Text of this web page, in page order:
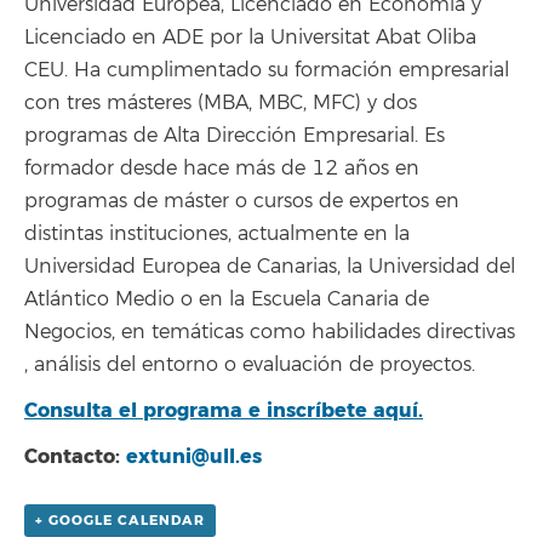
Universidad Europea, Licenciado en Economía y
Licenciado en ADE por la Universitat Abat Oliba
CEU. Ha cumplimentado su formación empresarial
con tres másteres (MBA, MBC, MFC) y dos
programas de Alta Dirección Empresarial. Es
formador desde hace más de 12 años en
programas de máster o cursos de expertos en
distintas instituciones, actualmente en la
Universidad Europea de Canarias, la Universidad del
Atlántico Medio o en la Escuela Canaria de
Negocios, en temáticas como habilidades directivas
, análisis del entorno o evaluación de proyectos.
Consulta el programa e inscríbete aquí.
Contacto: extuni@ull.es
+ GOOGLE CALENDAR